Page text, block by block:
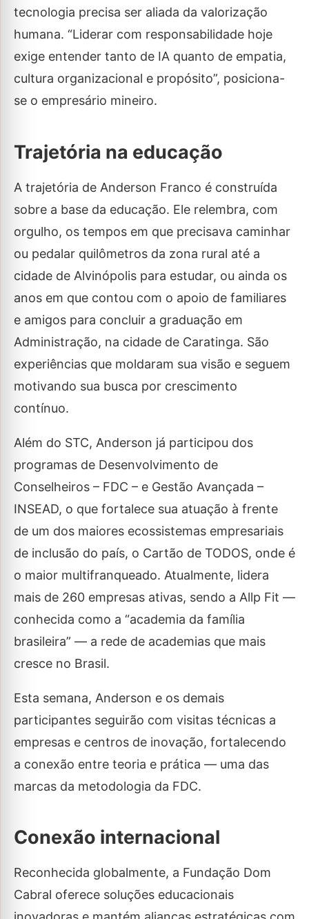
tecnologia precisa ser aliada da valorização
humana. “Liderar com responsabilidade hoje
exige entender tanto de IA quanto de empatia,
cultura organizacional e propósito”, posiciona-
se o empresário mineiro.
Trajetória na educação
A trajetória de Anderson Franco é construída
sobre a base da educação. Ele relembra, com
orgulho, os tempos em que precisava caminhar
ou pedalar quilômetros da zona rural até a
cidade de Alvinópolis para estudar, ou ainda os
anos em que contou com o apoio de familiares
e amigos para concluir a graduação em
Administração, na cidade de Caratinga. São
experiências que moldaram sua visão e seguem
motivando sua busca por crescimento
contínuo.
Além do STC, Anderson já participou dos
programas de Desenvolvimento de
Conselheiros – FDC – e Gestão Avançada –
INSEAD, o que fortalece sua atuação à frente
de um dos maiores ecossistemas empresariais
de inclusão do país, o Cartão de TODOS, onde é
o maior multifranqueado. Atualmente, lidera
mais de 260 empresas ativas, sendo a Allp Fit —
conhecida como a “academia da família
brasileira” — a rede de academias que mais
cresce no Brasil.
Esta semana, Anderson e os demais
participantes seguirão com visitas técnicas a
empresas e centros de inovação, fortalecendo
a conexão entre teoria e prática — uma das
marcas da metodologia da FDC.
Conexão internacional
Reconhecida globalmente, a Fundação Dom
Cabral oferece soluções educacionais